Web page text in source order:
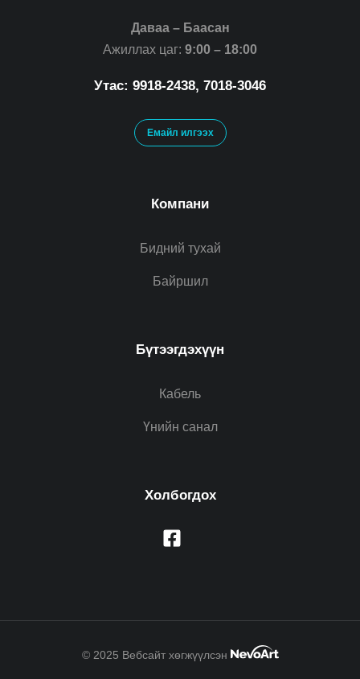
Даваа – Баасан
Ажиллах цаг: 9:00 – 18:00
Утас: 9918-2438, 7018-3046
Емайл илгээх
Компани
Бидний тухай
Байршил
Бүтээгдэхүүн
Кабель
Үнийн санал
Холбогдох
© 2025 Вебсайт хөгжүүлсэн